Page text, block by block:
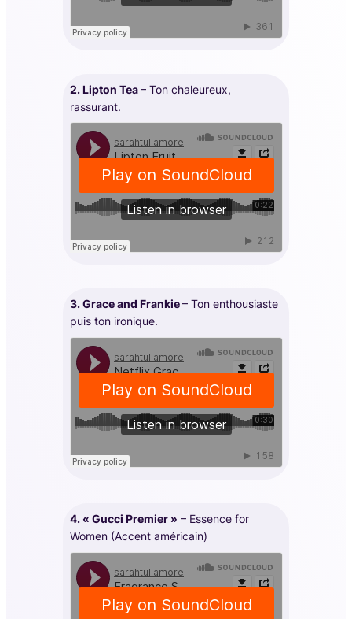
2. Lipton Tea– Ton chaleureux,
rassurant.
3. Grace and Frankie– Ton enthousiaste
puis ton ironique.
4. « Gucci Premier » – Essence for
Women (Accent américain)